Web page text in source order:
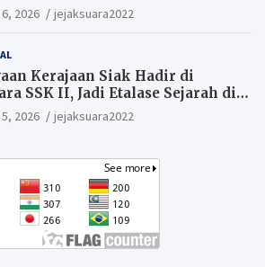
2026 jejaksuara2022
Kerajaan Siak Hadir di
SSK II, Jadi Etalase Sejarah di
Riau
2026 jejaksuara2022